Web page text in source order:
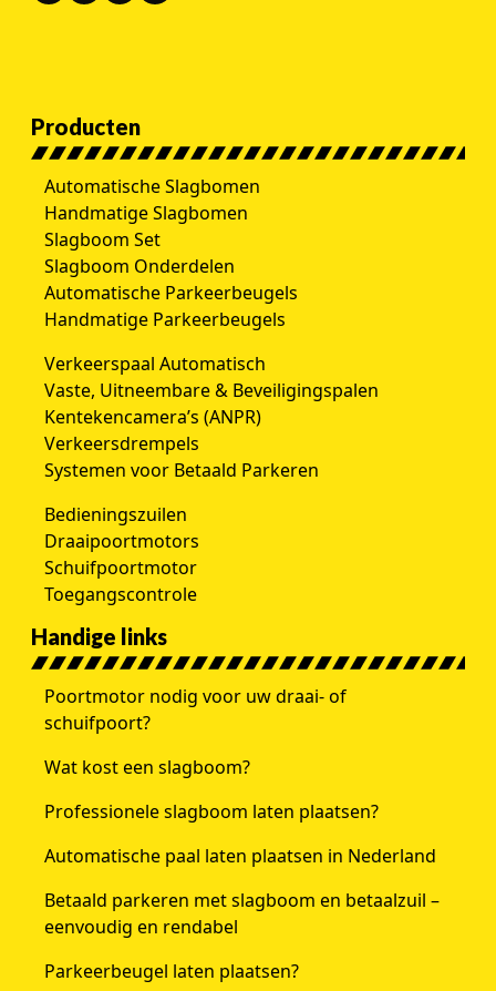
Producten
Automatische Slagbomen
Handmatige Slagbomen
Slagboom Set
Slagboom Onderdelen
Automatische Parkeerbeugels
Handmatige Parkeerbeugels
Verkeerspaal Automatisch
Vaste, Uitneembare & Beveiligingspalen
Kentekencamera’s (ANPR)
Verkeersdrempels
Systemen voor Betaald Parkeren
Bedieningszuilen
Draaipoortmotors
Schuifpoortmotor
Toegangscontrole
Handige links
Poortmotor nodig voor uw draai- of
schuifpoort?
Wat kost een slagboom?
Professionele slagboom laten plaatsen?
Automatische paal laten plaatsen in Nederland
Betaald parkeren met slagboom en betaalzuil –
eenvoudig en rendabel
Parkeerbeugel laten plaatsen?